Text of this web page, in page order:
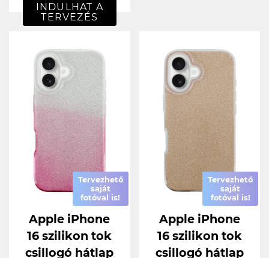
INDULHAT A
TERVEZÉS
Tervezhető
saját
fotóval is!
Apple iPhone
16 szilikon tok
csillogó hátlap
Tervezhető
saját
fotóval is!
Apple iPhone
16 szilikon tok
csillogó hátlap